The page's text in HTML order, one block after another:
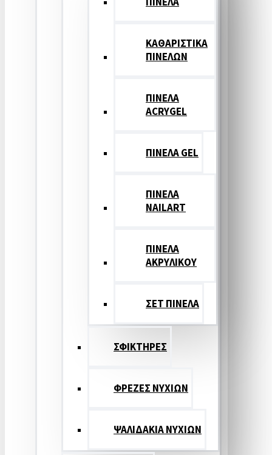
ΚΑΘΑΡΙΣΤΙΚΑ
ΠΙΝΕΛΩΝ
ΠΙΝΕΛΑ
ACRYGEL
ΠΙΝΕΛΑ GEL
ΠΙΝΕΛΑ
NAILART
ΠΙΝΕΛΑ
ΑΚΡΥΛΙΚΟΥ
ΣΕΤ ΠΙΝΕΛA
ΣΦΙΚΤΗΡΕΣ
ΦΡΕΖΕΣ ΝΥΧΙΩΝ
ΨΑΛΙΔΑΚΙΑ ΝΥΧΙΩΝ